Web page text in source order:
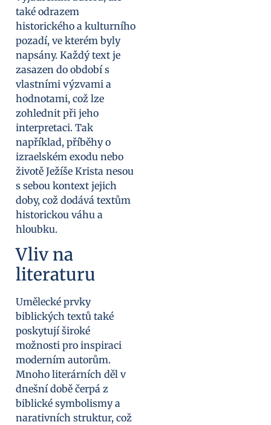
také odrazem
historického a kulturního
pozadí, ve kterém byly
napsány. Každý text je
zasazen do období s
vlastními výzvami a
hodnotami, což lze
zohlednit při jeho
interpretaci. Tak
například, příběhy o
izraelském exodu nebo
životě Ježíše Krista nesou
s sebou kontext jejich
doby, což dodává textům
historickou váhu a
hloubku.
Vliv na
literaturu
Umělecké prvky
biblických textů také
poskytují široké
možnosti pro inspiraci
moderním autorům.
Mnoho literárních děl v
dnešní době čerpá z
biblické symbolismy a
narativních struktur, což